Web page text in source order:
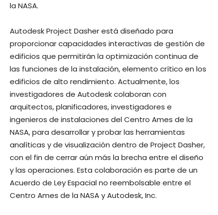
la NASA.
Autodesk Project Dasher está diseñado para
proporcionar capacidades interactivas de gestión de
edificios que permitirán la optimización continua de
las funciones de la instalación, elemento crítico en los
edificios de alto rendimiento. Actualmente, los
investigadores de Autodesk colaboran con
arquitectos, planificadores, investigadores e
ingenieros de instalaciones del Centro Ames de la
NASA, para desarrollar y probar las herramientas
analíticas y de visualización dentro de Project Dasher,
con el fin de cerrar aún más la brecha entre el diseño
y las operaciones. Esta colaboración es parte de un
Acuerdo de Ley Espacial no reembolsable entre el
Centro Ames de la NASA y Autodesk, Inc.